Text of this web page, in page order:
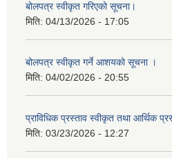
बोलपत्र स्वीकृत गरिएको सूचना।
मिति: 04/13/2026 - 17:05
बोलपत्र स्वीकृत गर्ने आशयको सूचना ।
मिति: 04/02/2026 - 20:55
प्राविधिक प्रस्ताव स्वीकृत तथा आर्थिक
मिति: 03/23/2026 - 12:27